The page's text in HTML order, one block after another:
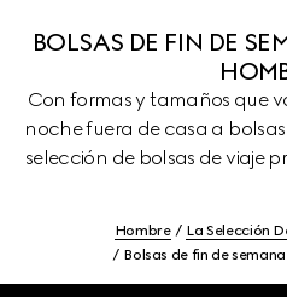
BOLSAS DE FIN DE
Con formas y tamaños que
noche fuera de casa a
selección de bolsas de viaje
Hombre
La Selección
Bolsas de fin de